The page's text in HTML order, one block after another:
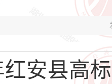
红安县高